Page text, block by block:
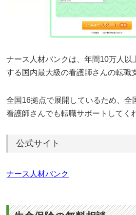
ナース人材バンクは、年間10万人以
する国内最大級の看護師さんの転職
全国16拠点で展開しているため、全
看護師さんでも転職サポートしてく
公式サイト
ナース人材バンク